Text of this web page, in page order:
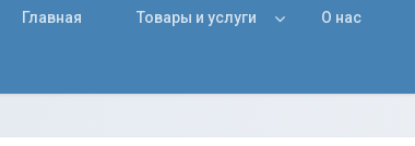
Главная Товары и услуги О нас